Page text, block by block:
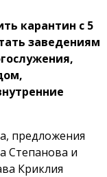
карантин с 5
заведениям
предложения
Степанова и
Криклия